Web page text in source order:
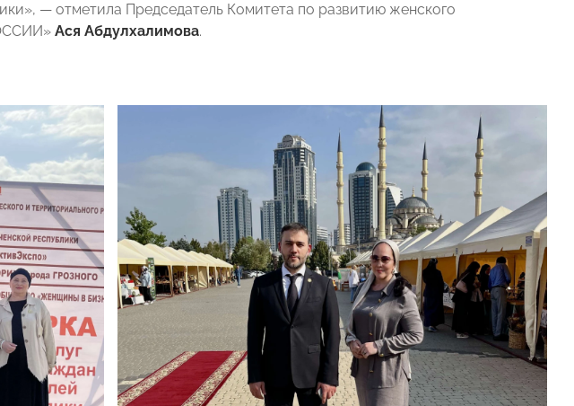
— отметила Председатель Комитета по развитию женского
Ася Абдулхалимова.